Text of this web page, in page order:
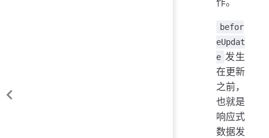
befor
eUpdat
e 发生
在更新
之前，
也就是
响应式
数据发